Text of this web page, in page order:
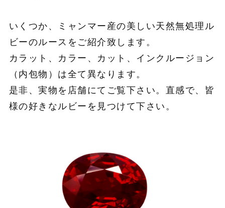
いくつか、ミャンマー産の美しい天然無処理ル
ビーのルースをご紹介致します。
カラット、カラー、カット、インクルージョン
（内包物）は全て異なります。
是非、実物を店舗にてご覧下さい。直感で、皆
様の好きなルビーを見つけて下さい。